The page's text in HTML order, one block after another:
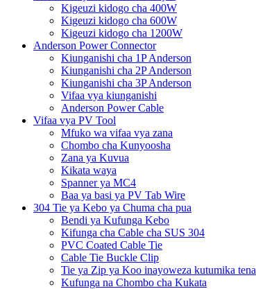
Kigeuzi kidogo cha 400W
Kigeuzi kidogo cha 600W
Kigeuzi kidogo cha 1200W
Anderson Power Connector
Kiunganishi cha 1P Anderson
Kiunganishi cha 2P Anderson
Kiunganishi cha 3P Anderson
Vifaa vya kiunganishi
Anderson Power Cable
Vifaa vya PV Tool
Mfuko wa vifaa vya zana
Chombo cha Kunyoosha
Zana ya Kuvua
Kikata waya
Spanner ya MC4
Baa ya basi ya PV Tab Wire
304 Tie ya Kebo ya Chuma cha pua
Bendi ya Kufunga Kebo
Kifunga cha Cable cha SUS 304
PVC Coated Cable Tie
Cable Tie Buckle Clip
Tie ya Zip ya Koo inayoweza kutumika tena
Kufunga na Chombo cha Kukata